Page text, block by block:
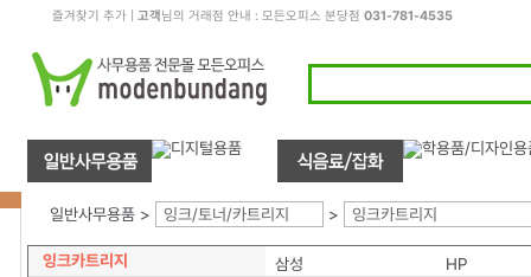
즐겨찾기 추가| 고객님의 거래점 안내 : 모든오피스 분당점 031-781-4535
일반사무용품 > 잉크/토너/카트리지 > 잉크카트리지
잉크카트리지 삼성 HP